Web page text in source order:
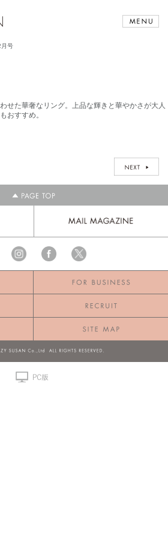
号
せた華奢なリング。上品な輝きと華やかさが大人
おすすめ。